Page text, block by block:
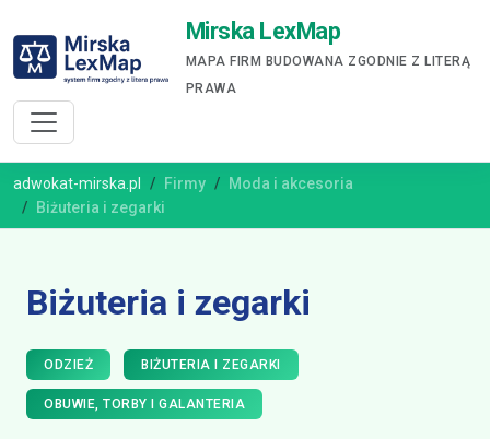
Mirska LexMap
MAPA FIRM BUDOWANA ZGODNIE Z LITERĄ
PRAWA
adwokat-mirska.pl Firmy
Moda i akcesoria
Biżuteria i zegarki
Biżuteria i zegarki
ODZIEŻ BIŻUTERIA I ZEGARKI
OBUWIE, TORBY I GALANTERIA